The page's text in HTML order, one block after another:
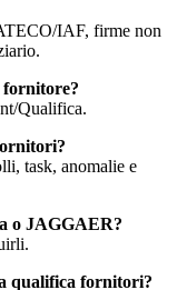
IAF, firme non
fornitore?
Qualifica.
task, anomalie e
o JAGGAER?
qualifica fornitori?